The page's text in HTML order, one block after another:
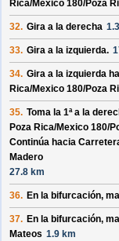
Rica/Mexico 180/Poza
32. Gira a la derecha
33. Gira a la izquierda.
34. Gira a la izquierda
Rica/Mexico 180/Poza
35. Toma la 1ª a la
Poza Rica/Mexico 180/
Continúa hacia
Madero
27.8 km
36. En la bifurcación,
37. En la bifurcación,
Mateos 1.9 km